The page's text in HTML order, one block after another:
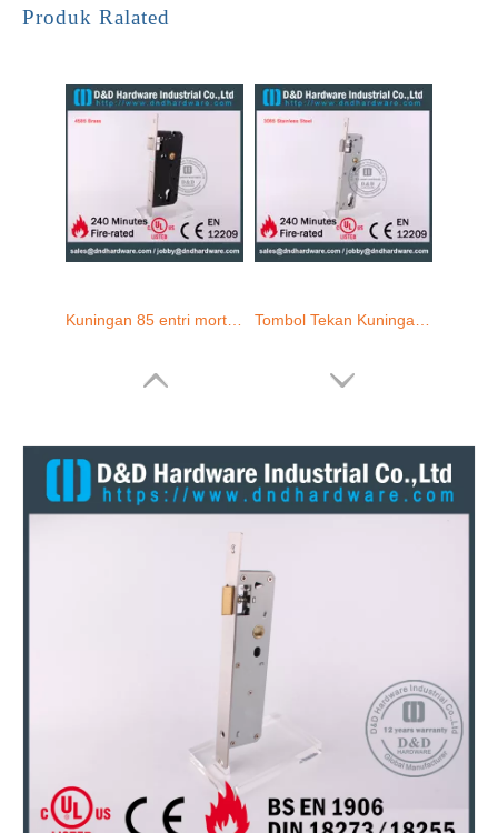
Produk Ralated
SS304 Mortise Hook Lock-DDML031
SS Dead Bolt Mortise Lock-DDML033